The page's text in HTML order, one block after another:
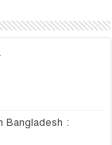
Bangladesh :